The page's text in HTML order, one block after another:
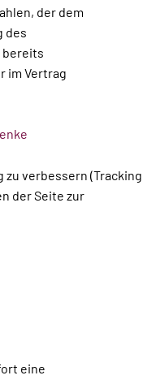
der dem
des
bereits
im Vertrag
eine
verbessern (Tracking
der Seite zur